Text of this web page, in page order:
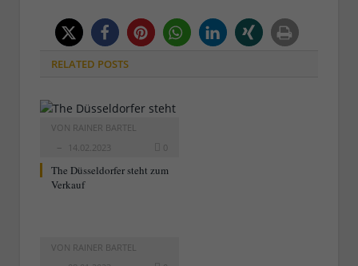
RELATED POSTS
VON RAINER BARTEL
14.02.2023
0
The Düsseldorfer steht zum
Verkauf
VON RAINER BARTEL